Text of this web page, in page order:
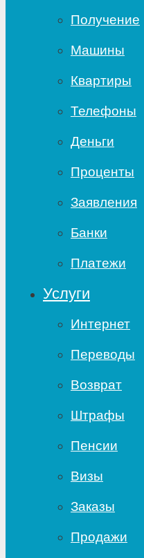
Получение
Машины
Квартиры
Телефоны
Деньги
Проценты
Заявления
Банки
Платежи
Услуги
Интернет
Переводы
Возврат
Штрафы
Пенсии
Визы
Заказы
Продажи